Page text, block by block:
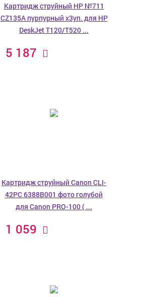
Картридж струйный HP №711
CZ135A пурпурный x3уп. для HP
DeskJet T120/T520 ...
5 187
Картридж струйный Canon CLI-
42PC 6388B001 фото голубой
для Canon PRO-100 ( ...
1 059